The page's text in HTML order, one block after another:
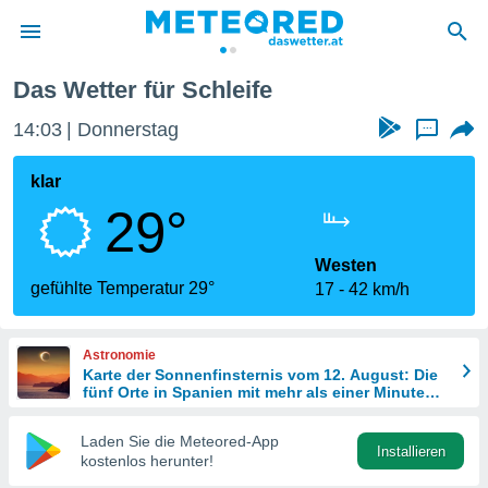
wurde
dass
sind.
diese
Das Wetter für Schleife
14:03 Donnerstag ...
klar
29°
gefühlte Temperatur 29°
Westen
17
42 km/h
Astronomie
Karte der Sonnenfinsternis vom 12. August: Die
fünf Orte in Spanien mit mehr als einer Minute
Laden Sie die Meteored-App
kostenlos herunter!
Installieren